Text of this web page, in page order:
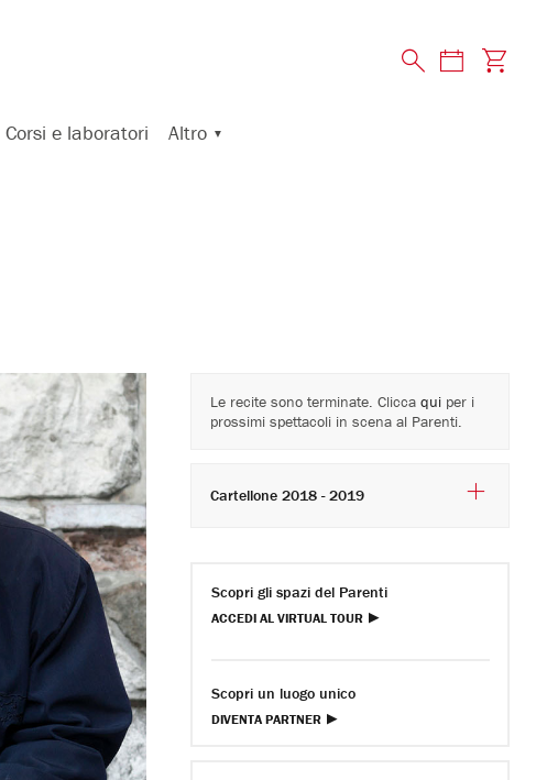
Corsi e laboratori Altro
Le recite sono terminate. Clicca quiper i
prossimi spettacoli in scena al Parenti.
Cartellone 2018 - 2019
Scopri gli spazi del Parenti
ACCEDI AL VIRTUAL TOUR
Scopri un luogo unico
DIVENTA PARTNER